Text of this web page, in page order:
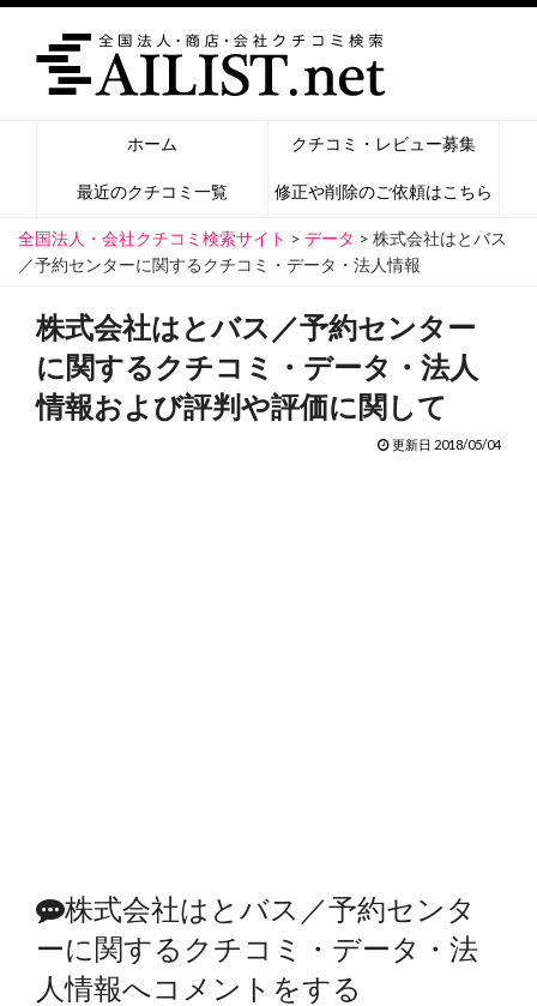
ホーム クチコミ・レビュー募集
最近のクチコミ一覧 修正や削除のご依頼はこちら
全国法人・会社クチコミ検索サイト > データ > 株式会社はとバス
／予約センターに関するクチコミ・データ・法人情報
株式会社はとバス／予約センター
に関するクチコミ・データ・法人
情報および評判や評価に関して
更新日 2018/05/04
株式会社はとバス／予約センタ
ーに関するクチコミ・データ・法
人情報へコメントをする